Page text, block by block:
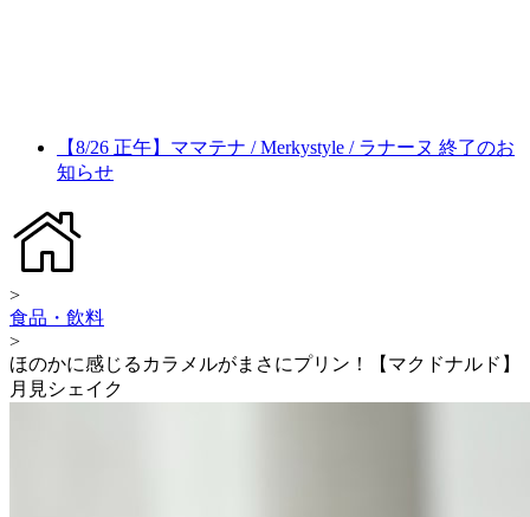
【8/26 正午】ママテナ / Merkystyle / ラナーヌ 終了のお
知らせ
>
食品・飲料
>
ほのかに感じるカラメルがまさにプリン！【マクドナルド】
月見シェイク